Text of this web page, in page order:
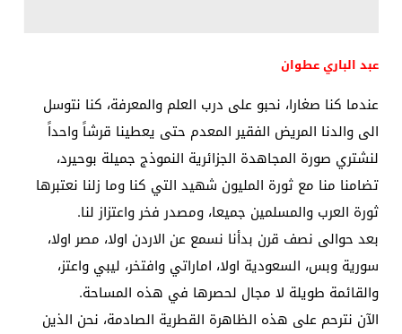
عبد الباري عطوان
عندما كنا صغارا، نحبو على درب العلم والمعرفة، كنا نتوسل
الى والدنا المريض الفقير المعدم حتى يعطينا قرشاً واحداً
لنشتري صورة المجاهدة الجزائرية النموذج جميلة بوحيرد،
تضامنا منا مع ثورة المليون شهيد التي كنا وما زلنا نعتبرها
ثورة العرب والمسلمين جميعا، ومصدر فخر واعتزاز لنا.
بعد حوالى نصف قرن بدأنا نسمع عن الاردن اولا، مصر اولا،
سورية وبس، السعودية اولا، اماراتي وافتخر، ليبي واعتز،
والقائمة طويلة لا مجال لحصرها في هذه المساحة.
الآن نترحم على هذه الظاهرة القطرية الصادمة، نحن الذين